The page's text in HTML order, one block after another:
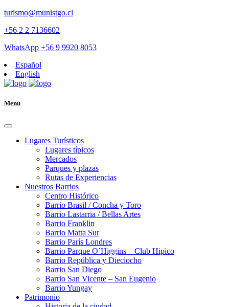
turismo@munistgo.cl
+56 2 2 7136602
WhatsApp +56 9 9920 8053
Español
English
Menu
Lugares Turísticos
Lugares tí­picos
Mercados
Parques y plazas
Rutas de Experiencias
Nuestros Barrios
Centro Histórico
Barrio Brasil / Concha y Toro
Barrio Lastarria / Bellas Artes
Barrio Franklin
Barrio Matta Sur
Barrio Parí­s Londres
Barrio Parque O´Higgins – Club Hipico
Barrio República y Dieciocho
Barrio San Diego
Barrio San Vicente – San Eugenio
Barrio Yungay
Patrimonio